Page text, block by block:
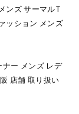
ンズ サーマルT
ッション メンズ
ー メンズ レデ
店舗 取り扱い